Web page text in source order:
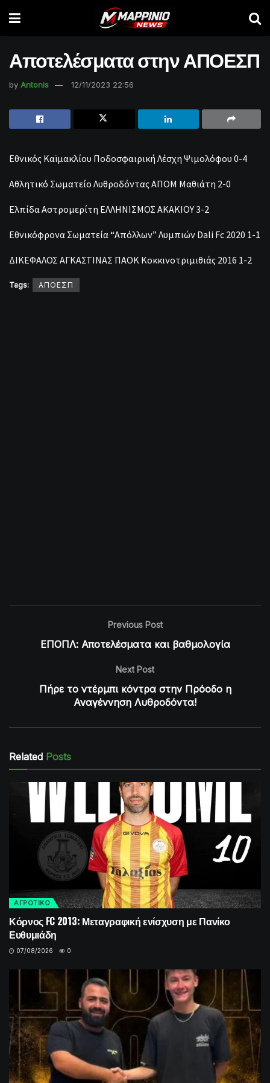
Αποτελέσματα στην ΑΠΟΕΣΠ
by Antonis 12/11/2023 22:56
Εθνικός Καϊμακλίου Ποδοσφαιρική Λέσχη Ψιμολόφου 0-4
Αθλητικό Σωματείο Λυθροδόντας ΑΠΟΜ Μαθιάτη 2-0
Ελπίδα Αστρομερίτη ΕΛΛΗΝΙΣΜΟΣ ΑΚΑΚΙΟΥ 3-2
Εθνικόφρονα Σωματεία “Απόλλων” Λυμπιών Dali Fc 2020 1-1
ΔΙΚΕΦΑΛΟΣ ΑΓΚΑΣΤΙΝΑΣ ΠΑΟΚ Κοκκινοτριμιθιάς 2016 1-2
Tags: ΑΠΟΕΣΠ
Previous Post
ΕΠΟΠΛ: Αποτελέσματα και βαθμολογία
Next Post
Πήρε το ντέρμπι κόντρα στην Πρόοδο η
Αναγέννηση Λυθροδόντα!
Related Posts
ΑΓΡΟΤΙΚΟ
Κόρνος FC 2013: Μεταγραφική ενίσχυση με Πανίκο
Ευθυμιάδη
07/08/2026 0